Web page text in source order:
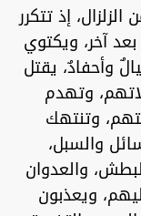
إذ تتكرر
آخر، ويكتوي
وأحفادٌ، يقتل
وتهدم
وتنتهك
والسبل،
والعدوان
ويعذبون